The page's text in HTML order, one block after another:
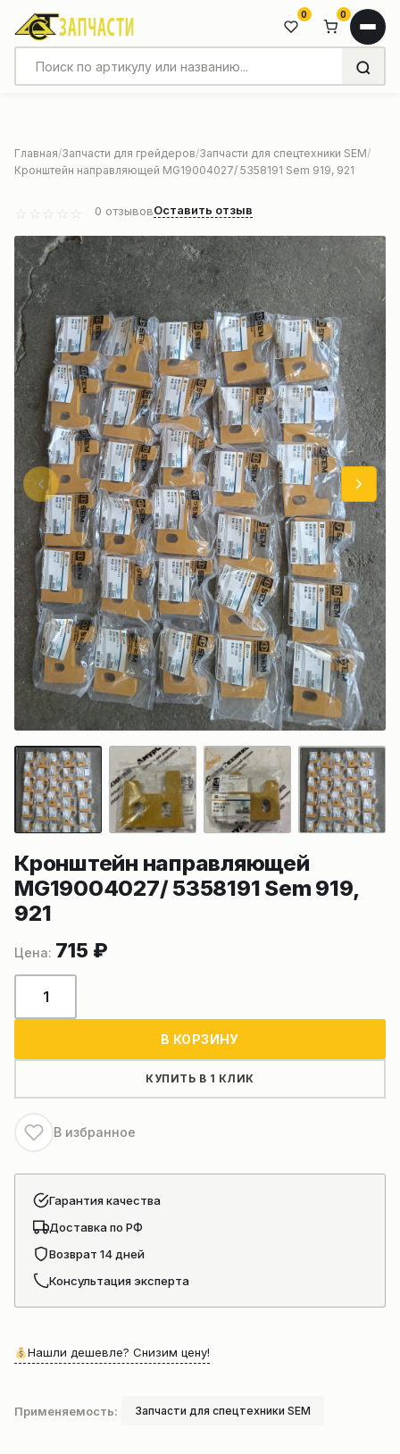
0 0
Главная Запчасти для грейдеров Запчасти для спецтехники SEM
Кронштейн направляющей MG19004027/ 5358191 Sem 919, 921
0 отзывовОставить отзыв
Кронштейн направляющей
MG19004027/ 5358191 Sem 919,
921
715 ₽
товара
5358191
Sem
919,
В КОРЗИНУ
КУПИТЬ В 1 КЛИК
В избранное
Гарантия качества
Доставка по РФ
Возврат 14 дней
Консультация эксперта
Нашли дешевле? Снизим цену!
Применяемость: Запчасти для спецтехники SEM